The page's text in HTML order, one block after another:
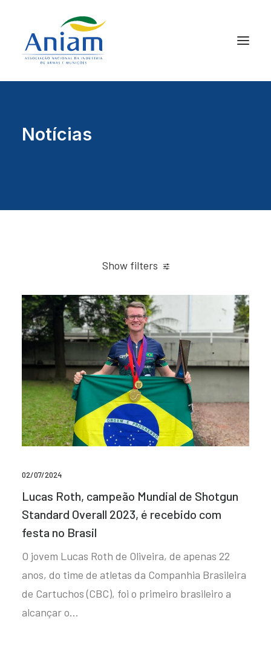
Notícias
Show filters
02/07/2024
Lucas Roth, campeão Mundial de Shotgun
Standard Overall 2023, é recebido com
festa no Brasil
O jovem Lucas Roth de Oliveira, de apenas 22
anos, do time de atletas da Companhia Brasileira
de Cartuchos (CBC), foi o primeiro brasileiro a
alcançar o…